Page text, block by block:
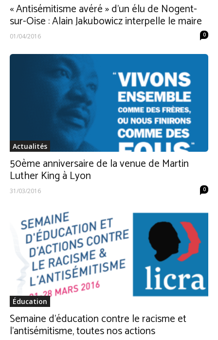
« Antisémitisme avéré » d’un élu de Nogent-
sur-Oise : Alain Jakubowicz interpelle le maire
01/04/2016 0
Actualités
50ème anniversaire de la venue de Martin
Luther King à Lyon
31/03/2016 0
Éducation
Semaine d’éducation contre le racisme et
l’antisémitisme, toutes nos actions